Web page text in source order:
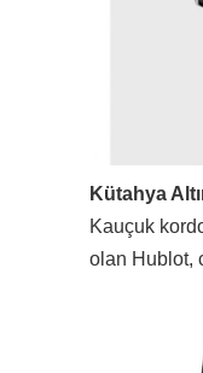
Kütahya
Kauçuk
olan Hublot,